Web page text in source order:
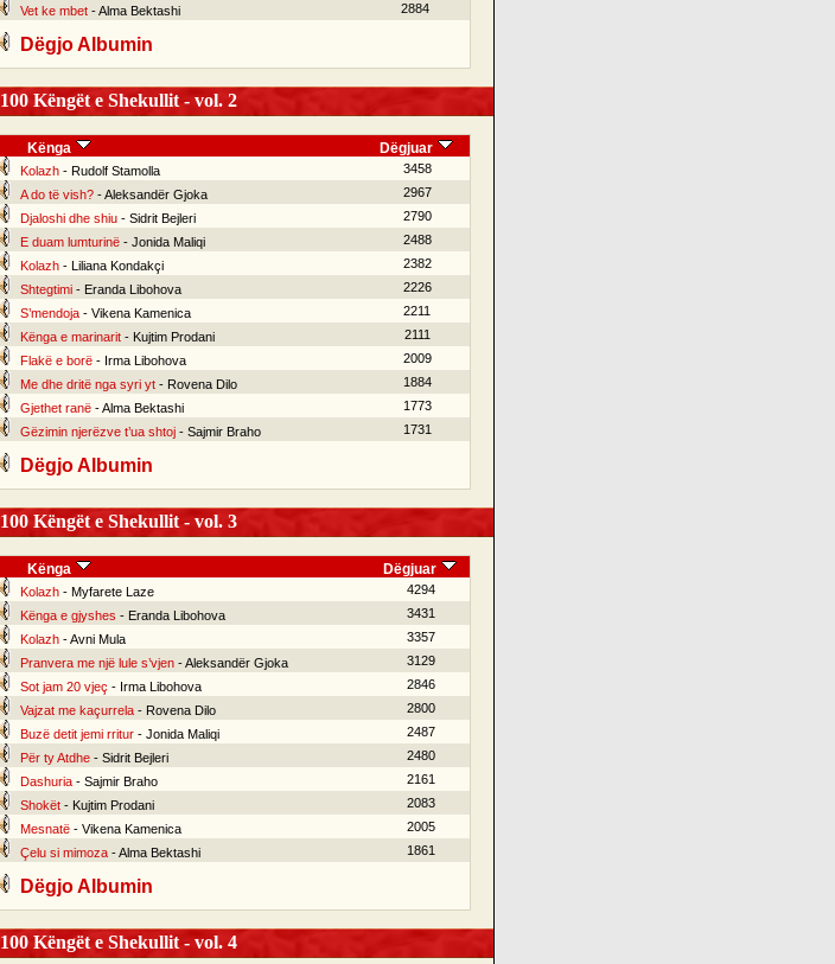
Vet ke mbet- Alma Bektashi 2884
Dëgjo Albumin
Këngët e Shekullit - vol. 2
Kënga Dëgjuar
Kolazh- Rudolf Stamolla
3458
A do të vish?- Aleksandër Gjoka
2967
Djaloshi dhe shiu- Sidrit Bejleri
2790
E duam lumturinë- Jonida Maliqi
2488
Kolazh- Liliana Kondakçi
2382
Shtegtimi- Eranda Libohova
2226
S’mendoja- Vikena Kamenica
2211
Kënga e marinarit- Kujtim Prodani
2111
Flakë e borë- Irma Libohova
2009
Me dhe dritë nga syri yt- Rovena Dilo
1884
Gjethet ranë- Alma Bektashi
1773
Gëzimin njerëzve t’ua shtoj- Sajmir Braho 1731
Dëgjo Albumin
Këngët e Shekullit - vol. 3
Kënga Dëgjuar
Kolazh- Myfarete Laze
4294
Kënga e gjyshes - Eranda Libohova
3431
Kolazh- Avni Mula
3357
Pranvera me një lule s’vjen- Aleksandër Gjoka
3129
Sot jam 20 vjeç - Irma Libohova
2846
Vajzat me kaçurrela- Rovena Dilo
2800
Buzë detit jemi rritur- Jonida Maliqi
2487
Për ty Atdhe- Sidrit Bejleri
2480
Dashuria- Sajmir Braho
2161
Shokët- Kujtim Prodani
2083
Mesnatë- Vikena Kamenica
2005
Çelu si mimoza- Alma Bektashi 1861
Dëgjo Albumin
Këngët e Shekullit - vol. 4